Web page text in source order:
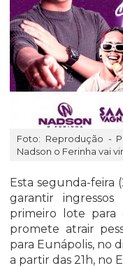
Foto: Reprodução -
Nadson o Ferinha vai
Esta segunda-feira
garantir
primeiro lote para
promete atrair
para Eunápolis, no
a partir das 21h, no